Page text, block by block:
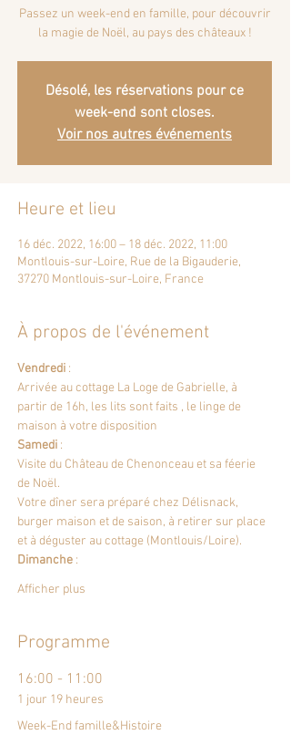
Passez un week-end en famille, pour découvrir
la magie de Noël, au pays des châteaux !
Désolé, les réservations pour ce
week-end sont closes.
Voir nos autres événements
Heure et lieu
16 déc. 2022, 16:00 – 18 déc. 2022, 11:00
Montlouis-sur-Loire, Rue de la Bigauderie,
37270 Montlouis-sur-Loire, France
À propos de l'événement
Vendredi :
Arrivée au cottage La Loge de Gabrielle, à
partir de 16h, les lits sont faits , le linge de
maison à votre disposition
Samedi :
Visite du Château de Chenonceau et sa féerie
de Noël.
Votre dîner sera préparé chez Délisnack,
burger maison et de saison, à retirer sur place
et à déguster au cottage (Montlouis/Loire).
Dimanche :
Afficher plus
Programme
16:00 - 11:00
1 jour 19 heures
Week-End famille&Histoire